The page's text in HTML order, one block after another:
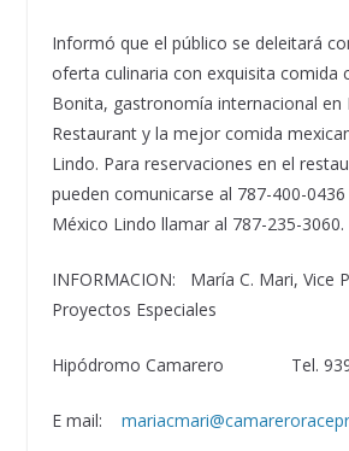
Informó que el público se deleitará
oferta culinaria con exquisita comida
Bonita, gastronomía internacional en
Restaurant y la mejor comida
Lindo. Para reservaciones en el
pueden comunicarse al 787-400-
México Lindo llamar al 787-235-3060.
INFORMACION: María C. Mari, Vice
Proyectos Especiales
Hipódromo Camarero Tel. 939-
E mail: